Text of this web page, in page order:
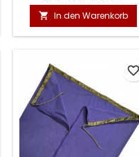
 In den Warenkorb
favorite_border